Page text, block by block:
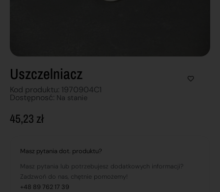
Uszczelniacz
Kod produktu: 1970904C1
Dostępnosć: Na stanie
45,23 zł
Masz pytania dot. produktu?
Masz pytania lub potrzebujesz dodatkowych informacji?
Zadzwoń do nas, chętnie pomożemy!
+48 89 762 17 39